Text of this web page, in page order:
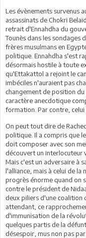
Les évènements survenus
assassinats de Chokri
retrait d'Ennahdha du
Tounès dans les sondages
frères musulmans en
politique. Ennahdha s'est
désormais hostile à toute
qu'Ettakattol a rejoint le
imbéciles n'auraient pas
changement de position
caractère anecdotique
formation. Par contre, celui
On peut tout dire de
politique. Il a compris que
doit composer avec son
découvert un interlocuteur
Mais c'est un adversaire à
l'alliance, mais à celui de la
progrès énorme quand on
contre le président de
deux piliers d'une coalition
attendant, ce
d'immunisation de la
quelques partis de la
désespoir, mus non pas